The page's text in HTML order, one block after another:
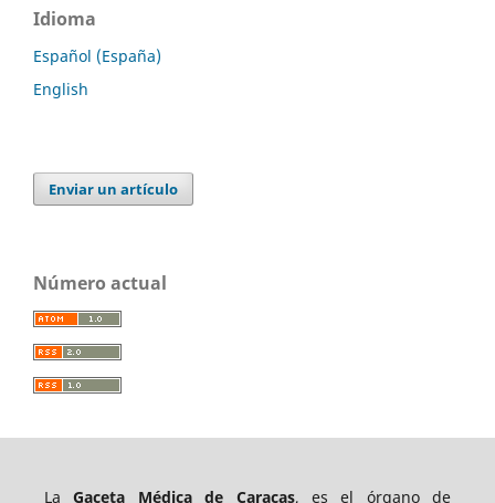
Idioma
Español (España)
English
Enviar un artículo
Número actual
LaGaceta Médica de Caracas, es el órgano de